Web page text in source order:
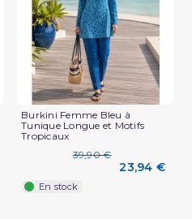
Burkini Femme Bleu à
Tunique Longue et Motifs
Tropicaux
39,90 €
23,94 €
En stock